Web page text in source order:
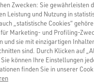
Zwecken: Sie gewährleisten
Leistung und Nutzung in
„statistische Cookies“
Marketing- und Profiling-
und sie mit einzigartigen
sind. Durch Klicken auf
können Ihre Einstellungen
finden Sie in unserer